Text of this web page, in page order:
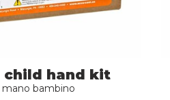
child hand kit
mano bambino